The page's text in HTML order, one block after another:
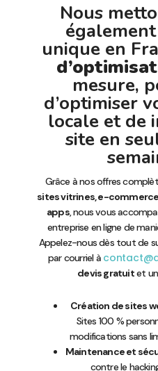
Nous
unique en
mesure,
d’optimiser
locale et de
site en
Grâce à nos offres
sites vitrines, e-
apps, nous vous
entreprise en ligne de
Appelez-nous dès tout de
par courriel à
devis gratuitet un
Création de sites
Sites 100 %
modifications sans
Maintenance et
contre le